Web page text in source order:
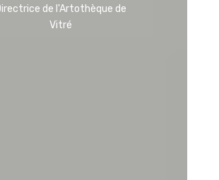
de l'Artothèque de
Vitré